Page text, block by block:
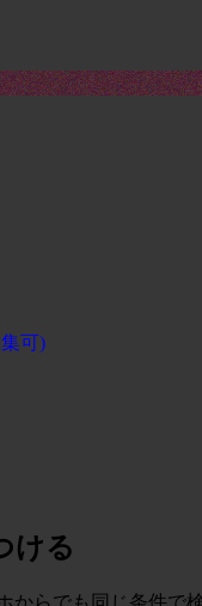
可)
ける
らでも同じ条件で